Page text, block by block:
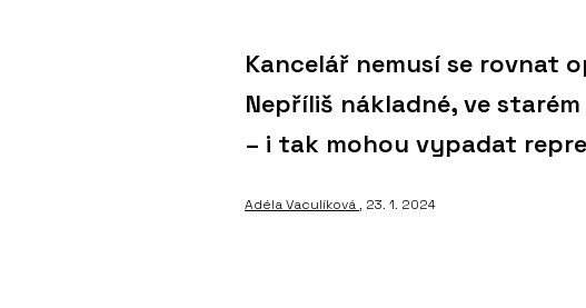
Kancelář nemusí se rovnat
Nepříliš nákladné, ve
– i tak mohou vypadat
Adéla Vaculíková, 23. 1. 2024